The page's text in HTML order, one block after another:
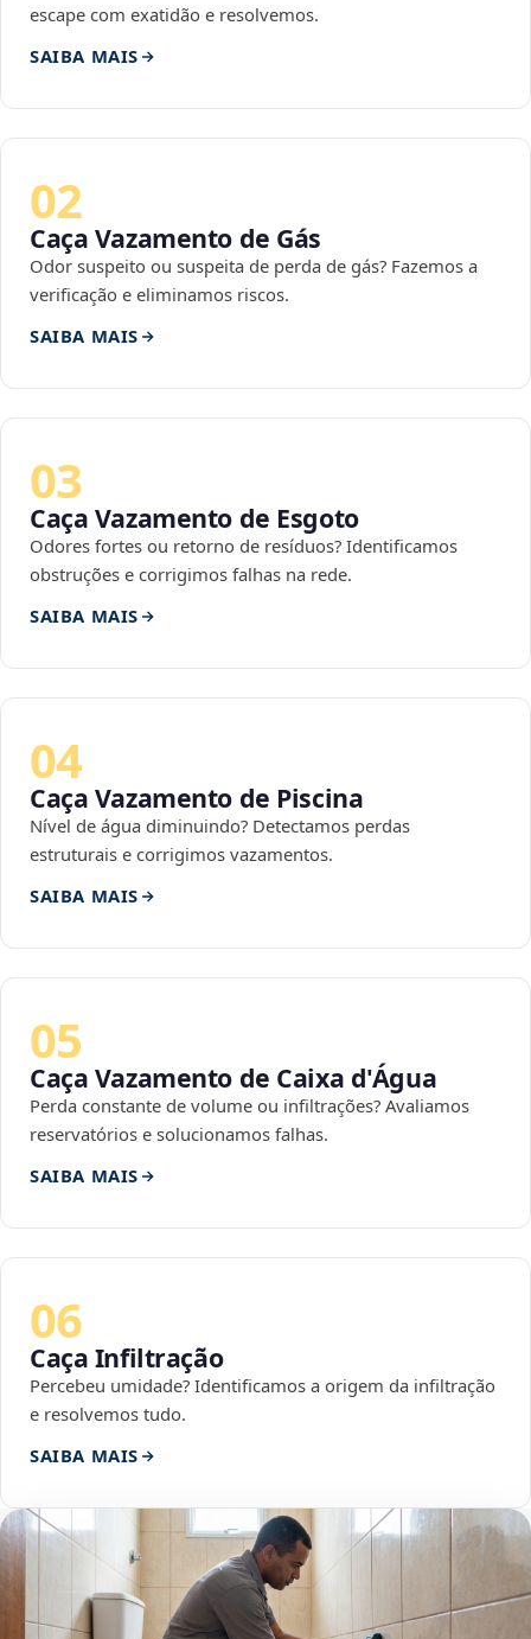
escape com exatidão e resolvemos.
SAIBA MAIS
02
Caça Vazamento de Gás
Odor suspeito ou suspeita de perda de gás? Fazemos a
verificação e eliminamos riscos.
SAIBA MAIS
03
Caça Vazamento de Esgoto
Odores fortes ou retorno de resíduos? Identificamos
obstruções e corrigimos falhas na rede.
SAIBA MAIS
04
Caça Vazamento de Piscina
Nível de água diminuindo? Detectamos perdas
estruturais e corrigimos vazamentos.
SAIBA MAIS
05
Caça Vazamento de Caixa d'Água
Perda constante de volume ou infiltrações? Avaliamos
reservatórios e solucionamos falhas.
SAIBA MAIS
06
Caça Infiltração
Percebeu umidade? Identificamos a origem da infiltração
e resolvemos tudo.
SAIBA MAIS